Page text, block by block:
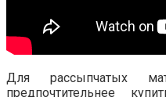
Для рассыпчатых
предпочтительнее